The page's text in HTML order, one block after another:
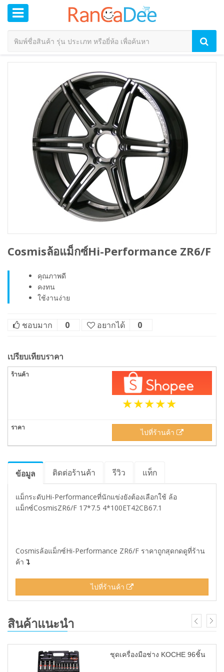
Cosmisล้อแม็กซ์Hi-Performance ZR6/F
คุณภาพดี
คงทน
ใช้งานง่าย
ชอบมาก 0 อยากได้ 0
เปรียบเทียบราคา
ไปที่ร้านค้า
ข้อมูล ติดต่อร้านค้า รีวิว แท็ก
แม็กระดับHi-Performanceที่นักแข่งยังต้องเลือกใช้ ล้อ
แม็กซ์CosmisZR6/F 17*7.5 4*100ET42CB67.1
Cosmisล้อแม็กซ์Hi-Performance ZR6/F ราคาถูกสุดกดดูที่ร้าน
ค้า
ไปที่ร้านค้า
สินค้าแนะนำ
ชุดเครื่องมือช่าง KOCHE 96ชิ้น